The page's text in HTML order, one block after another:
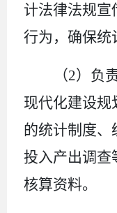
计法律法规宣
行为，确保统
（2）负
现代化建设规
的统计制度、
投入产出调查
核算资料。